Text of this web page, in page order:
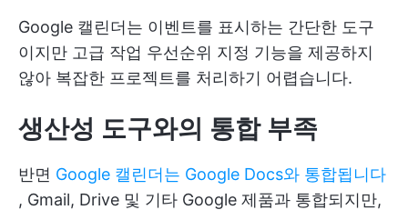
Google 캘린더는 이벤트를 표시하는 간단한 도구
이지만 고급 작업 우선순위 지정 기능을 제공하지
않아 복잡한 프로젝트를 처리하기 어렵습니다.
생산성 도구와의 통합 부족
반면 Google 캘린더는 Google Docs와 통합됩니다
, Gmail, Drive 및 기타 Google 제품과 통합되지만,